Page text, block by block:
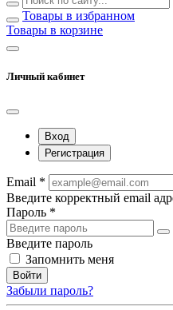
Товары в избранном
Товары в корзине
Личный кабинет
Вход
Регистрация
Email *
Введите корректный email
Пароль *
Введите пароль
Запомнить меня
Войти
Забыли пароль?